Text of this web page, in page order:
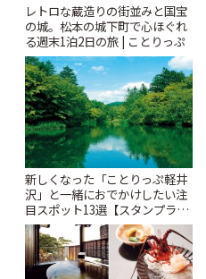
レトロな蔵造りの街並みと国宝
の城。松本の城下町で心ほぐれ
る週末1泊2日の旅 | ことりっぷ
新しくなった「ことりっぷ軽井
沢」と一緒におでかけしたい注
目スポット13選【スタンプラリ
ー開催中】 | ことりっぷ